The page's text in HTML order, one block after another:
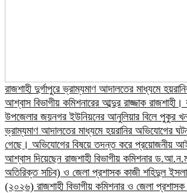
রাজশাহী দুর্গাপুরে ভ্রাম্যমাণ আদালতের মাধ্যমে
আশ্বাস বিভাগীয় কমিশনারের আব্দুর রাজ্জাক রাজশাহী।
উপজেলার জয়নগর ইউনিয়নের আনুলিয়ার বিলে পুকুর
ভ্রাম্যমাণ আদালতের মাধ্যমে হয়রানির অভিযোগের
গেছে। অভিযোগের বিষয়ে তদন্ত করে প্রয়োজনীয়
আশ্বাস দিয়েছেন রাজশাহী বিভাগীয় কমিশনার
অতিরিক্ত সচিব) ও জেলা প্রশাসক কাজী শহিদুল
(২০২৬) রাজশাহী বিভাগীয় কমিশনার ও জেলা প্রশাসক